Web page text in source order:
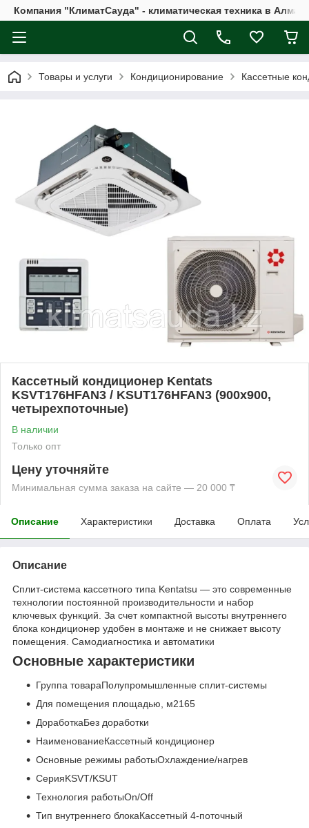
Компания "КлиматСауда" - климатическая техника в
Товары и услуги Кондиционирование Кассетные
Кассетный кондиционер Kentats
KSVT176HFAN3 / KSUT176HFAN3 (900х900,
четырехпоточные)
В наличии
Только опт
Цену уточняйте
Минимальная сумма заказа на сайте — 20 000 ₸
Описание Характеристики Доставка Оплата
Описание
Сплит-система кассетного типа Kentatsu — это современные
технологии постоянной производительности и набор
ключевых функций. За счет компактной высоты внутреннего
блока кондиционер удобен в монтаже и не снижает высоту
помещения. Самодиагностика и автоматики
Основные характеристики
Группа товараПолупромышленные сплит-системы
Для помещения площадью, м2165
ДоработкаБез доработки
НаименованиеКассетный кондиционер
Основные режимы работыОхлаждение/нагрев
СерияKSVT/KSUT
Технология работыOn/Off
Тип внутреннего блокаКассетный 4-поточный